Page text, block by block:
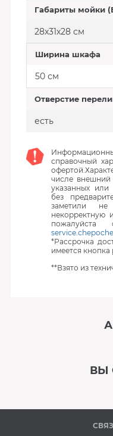
Габариты мойки
28х31х28 см
Ширина шкафа
50 см
Отверстие
есть
справочный
числе внешний
указанных или
без
заметили не
некорректную
*Рассрочка
имеется кнопка
**Взято из
ВЫ